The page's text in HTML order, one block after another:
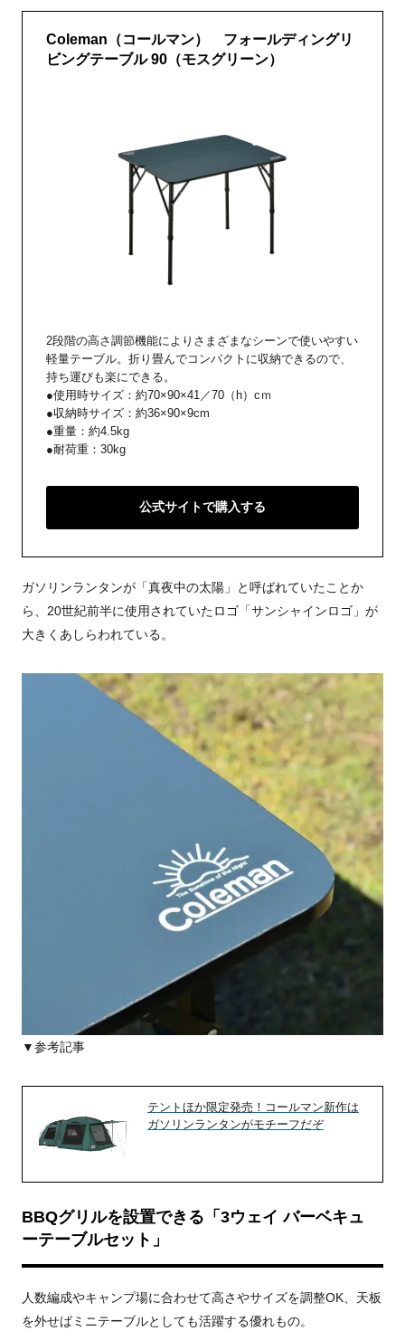
Coleman（コールマン） フォールディングリ
ビングテーブル 90（モスグリーン）
2段階の高さ調節機能によりさまざまなシーンで使いやすい
軽量テーブル。折り畳んでコンパクトに収納できるので、
持ち運びも楽にできる。
●使用時サイズ：約70×90×41／70（h）cｍ
●収納時サイズ：約36×90×9cm
●重量：約4.5kg
●耐荷重：30kg
公式サイトで購入する
ガソリンランタンが「真夜中の太陽」と呼ばれていたことか
ら、20世紀前半に使用されていたロゴ「サンシャインロゴ」が
大きくあしらわれている。
▼参考記事
テントほか限定発売！コールマン新作は
ガソリンランタンがモチーフだぞ
BBQグリルを設置できる「3ウェイ バーベキュ
ーテーブルセット」
人数編成やキャンプ場に合わせて高さやサイズを調整OK、天板
を外せばミニテーブルとしても活躍する優れもの。